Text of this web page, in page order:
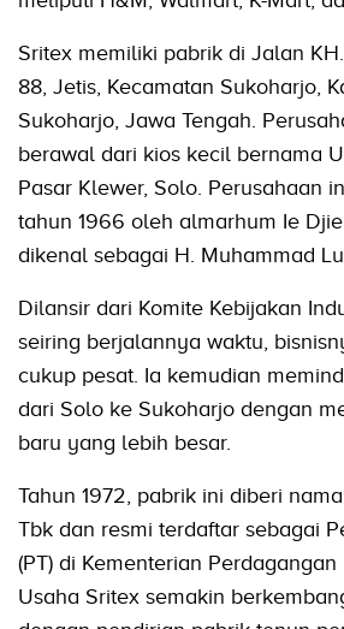
Sritex memiliki pabrik di Jalan
88, Jetis, Kecamatan Sukoharjo,
Sukoharjo, Jawa Tengah.
berawal dari kios kecil bernama
Pasar Klewer, Solo. Perusahaan
tahun 1966 oleh almarhum Ie
dikenal sebagai H. Muhammad
Dilansir dari Komite Kebijakan
seiring berjalannya waktu,
cukup pesat. Ia kemudian
dari Solo ke Sukoharjo dengan
baru yang lebih besar.
Tahun 1972, pabrik ini diberi
Tbk dan resmi terdaftar sebagai
(PT) di Kementerian Perdagangan
Usaha Sritex semakin